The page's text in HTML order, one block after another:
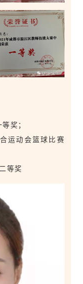
奖；
运动会篮球比赛
等奖